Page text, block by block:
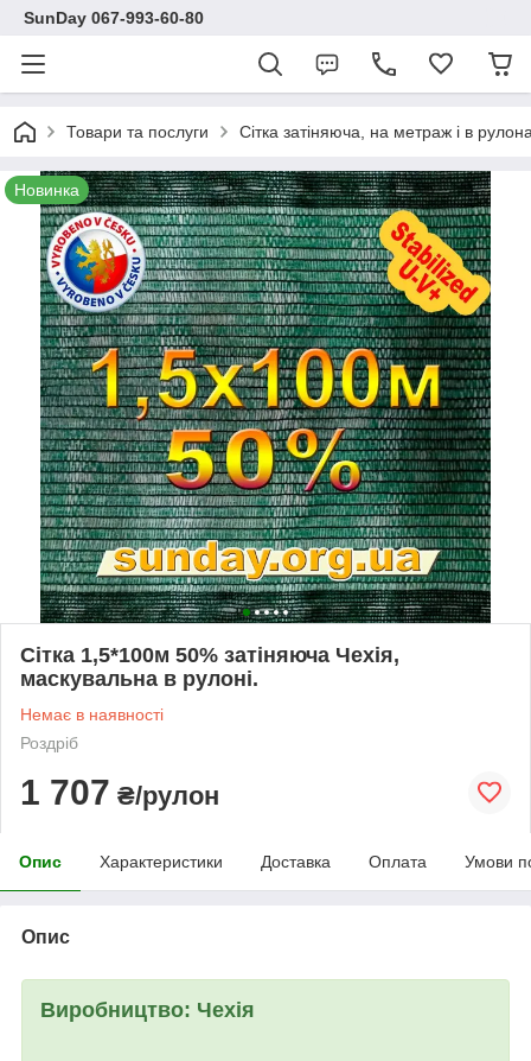
SunDay 067-993-60-80
Товари та послуги Сітка затіняюча, на метраж і в
Новинка
Сітка 1,5*100м 50% затіняюча Чехія,
маскувальна в рулоні.
Немає в наявності
Роздріб
1 707 ₴/рулон
Опис Характеристики Доставка Оплата Умови
Опис
Виробництво: Чехія